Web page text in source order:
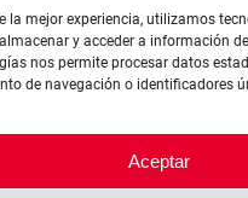
la mejor experiencia, utilizamos
y acceder a información
nos permite procesar datos
de navegación o identificadores
Aceptar